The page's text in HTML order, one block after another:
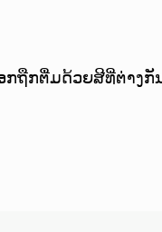
ກຖືກຕື່ມດ້ວຍສີທີ່ຕ່າງ